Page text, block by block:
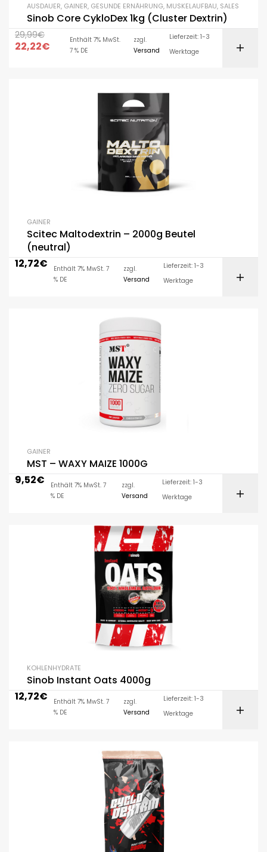
AUSDAUER, GAINER, GESUNDE ERNÄHRUNG, MUSKELAUFBAU, SALES
Sinob Core CykloDex 1kg (Cluster Dextrin)
29,99€
22,22€
Enthält 7% MwSt.
7 % DE
zzgl.
Versand
Lieferzeit: 1-3
Werktage
GAINER
Scitec Maltodextrin – 2000g Beutel
(neutral)
12,72€
Enthält 7% MwSt. 7
% DE
zzgl.
Versand
Lieferzeit: 1-3
Werktage
GAINER
MST – WAXY MAIZE 1000G
9,52€
Enthält 7% MwSt. 7
% DE
zzgl.
Versand
Lieferzeit: 1-3
Werktage
KOHLENHYDRATE
Sinob Instant Oats 4000g
12,72€
Enthält 7% MwSt. 7
% DE
zzgl.
Versand
Lieferzeit: 1-3
Werktage